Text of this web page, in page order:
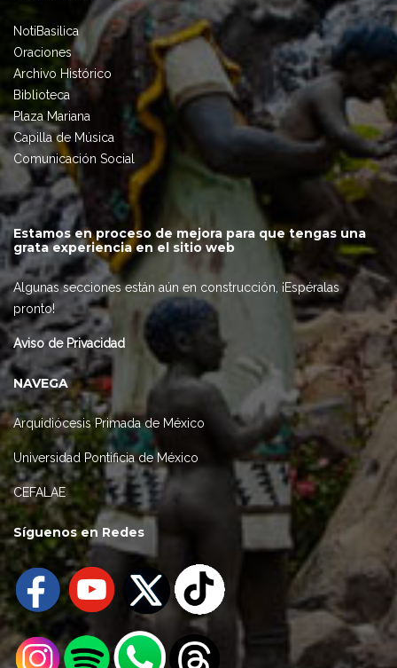
NotiBasilica
Oraciones
Archivo Histórico
Biblioteca
Plaza Mariana
Capilla de Música
Comunicación Social
Estamos en proceso de mejora para que tengas una
grata experiencia en el sitio web
Algunas secciones están aún en construcción, ¡Espéralas
pronto!
Aviso de Privacidad
NAVEGA
Arquidiócesis Primada de México
Universidad Pontificia de México
CEFALAE
Síguenos en Redes